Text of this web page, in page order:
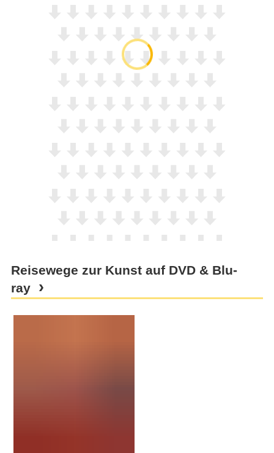
Reisewege zur Kunst auf DVD & Blu-
ray